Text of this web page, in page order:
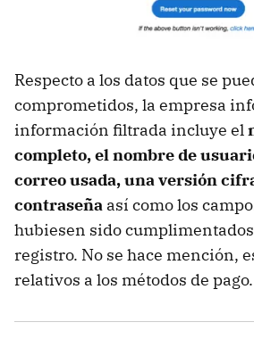
Respecto a los datos que se
comprometidos, la empresa
información filtrada incluye el
completo, el nombre de
correo usada, una versión
contraseña así como los
hubiesen sido
registro. No se hace mención,
relativos a los métodos de pago.